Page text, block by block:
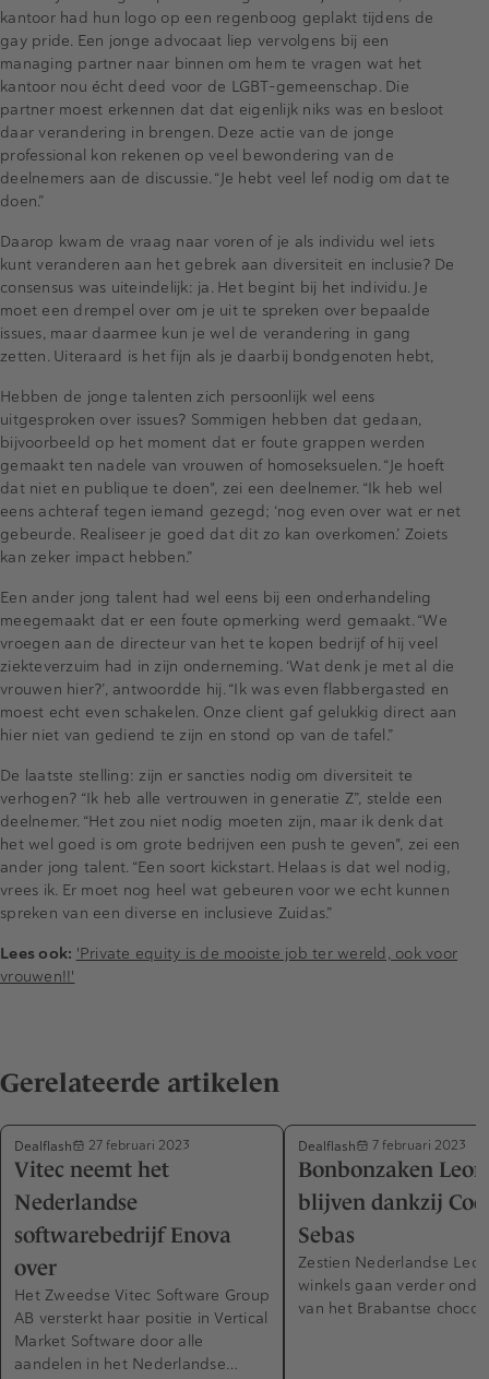
kantoor had hun logo op een regenboog geplakt tijdens de
gay pride. Een jonge advocaat liep vervolgens bij een
managing partner naar binnen om hem te vragen wat het
kantoor nou écht deed voor de LGBT-gemeenschap. Die
partner moest erkennen dat dat eigenlijk niks was en besloot
daar verandering in brengen. Deze actie van de jonge
professional kon rekenen op veel bewondering van de
deelnemers aan de discussie. “Je hebt veel lef nodig om dat te
doen.”
Daarop kwam de vraag naar voren of je als individu wel iets
kunt veranderen aan het gebrek aan diversiteit en inclusie? De
consensus was uiteindelijk: ja. Het begint bij het individu. Je
moet een drempel over om je uit te spreken over bepaalde
issues, maar daarmee kun je wel de verandering in gang
zetten. Uiteraard is het fijn als je daarbij bondgenoten hebt,
Hebben de jonge talenten zich persoonlijk wel eens
uitgesproken over issues? Sommigen hebben dat gedaan,
bijvoorbeeld op het moment dat er foute grappen werden
gemaakt ten nadele van vrouwen of homoseksuelen. “Je hoeft
dat niet en publique te doen", zei een deelnemer. “Ik heb wel
eens achteraf tegen iemand gezegd; ‘nog even over wat er net
gebeurde. Realiseer je goed dat dit zo kan overkomen.’ Zoiets
kan zeker impact hebben.”
Een ander jong talent had wel eens bij een onderhandeling
meegemaakt dat er een foute opmerking werd gemaakt. “We
vroegen aan de directeur van het te kopen bedrijf of hij veel
ziekteverzuim had in zijn onderneming. ‘Wat denk je met al die
vrouwen hier?’, antwoordde hij. “Ik was even flabbergasted en
moest echt even schakelen. Onze client gaf gelukkig direct aan
hier niet van gediend te zijn en stond op van de tafel.”
De laatste stelling: zijn er sancties nodig om diversiteit te
verhogen? “Ik heb alle vertrouwen in generatie Z”, stelde een
deelnemer. “Het zou niet nodig moeten zijn, maar ik denk dat
het wel goed is om grote bedrijven een push te geven", zei een
ander jong talent. “Een soort kickstart. Helaas is dat wel nodig,
vrees ik. Er moet nog heel wat gebeuren voor we echt kunnen
spreken van een diverse en inclusieve Zuidas.”
Lees ook: 'Private equity is de mooiste job ter wereld, ook voor
vrouwen!!'
Gerelateerde artikelen
Dealflash 27 februari 2023
Vitec neemt het
Nederlandse
softwarebedrijf Enova
over
Het Zweedse Vitec Software Group
AB versterkt haar positie in Vertical
Market Software door alle
aandelen in het Nederlandse…
Dealflash 7 februari 2023
Bonbonzaken
blijven dankzij
Sebas
Zestien Nederlandse
winkels gaan verder
van het Brabantse